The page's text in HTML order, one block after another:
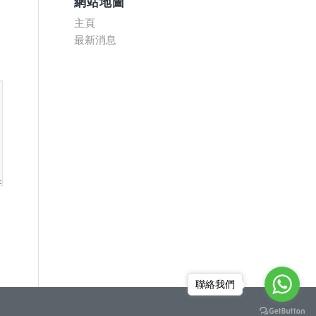
主頁
最新消息
聯絡我們